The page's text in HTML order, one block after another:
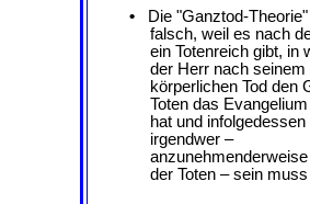
• Die "Ganztod-
falsch, weil es nach
ein Totenreich gibt, in
der Herr nach seinem
körperlichen Tod den
Toten das
hat und infolgedessen
irgendwer –
der Toten – sein